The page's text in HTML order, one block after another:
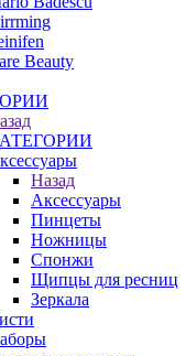
Beauty
Назад
Аксессуары
Пинцеты
Ножницы
Спонжи
Щипцы для ресниц
Зеркала